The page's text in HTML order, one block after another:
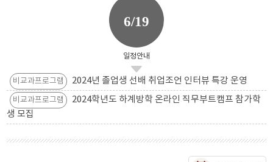
6/19
일정안내
비교과프로그램 2024년 졸업생 선배 취업조언 인터뷰 특강 운영
비교과프로그램
2024학년도 하계방학 온라인 직무부트캠프 참가학
생 모집